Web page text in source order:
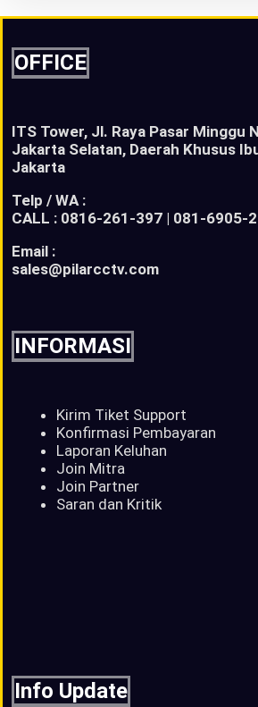
OFFICE
ITS Tower, Jl. Raya Pasar Minggu
Jakarta Selatan, Daerah Khusus
Jakarta
Telp / WA :
CALL : 0816-261-397 | 081-6905-
Email :
sales@pilarcctv.com
INFORMASI
Kirim Tiket Support
Konfirmasi Pembayaran
Laporan Keluhan
Join Mitra
Join Partner
Saran dan Kritik
Info Update